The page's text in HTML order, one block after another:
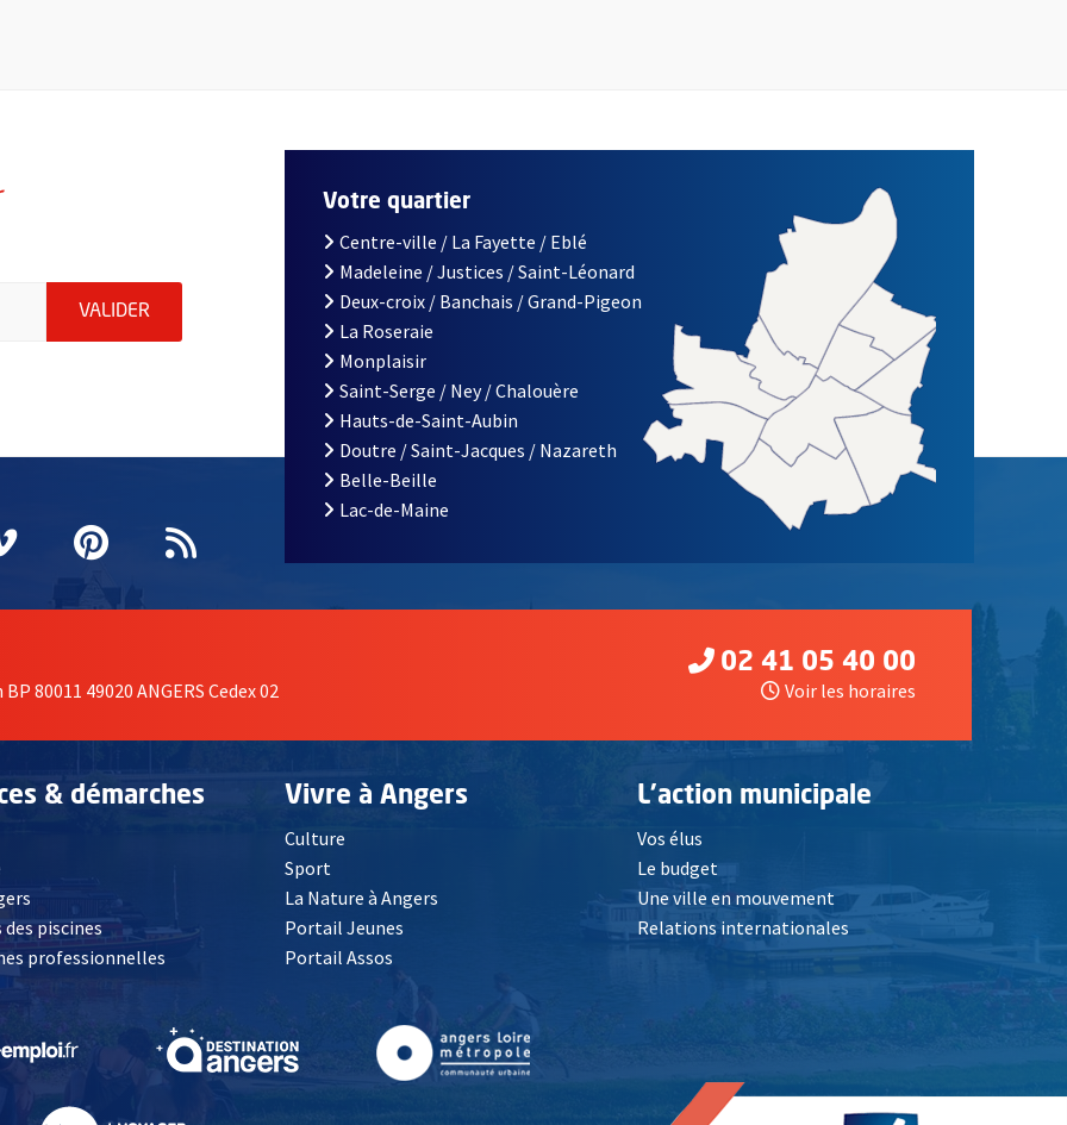
indiquez votre email (champ obligatoire)
VALIDER ENVOYER MA DEMANDE D'INSCRIPTION À LA LETTRE D'INFORMATION DE LA VILLE D'ANGERS
fenêtrefenêtre
une nouvelle fenêtre
Vimeo
, Ouvre une nouvelle fenêtre
Pinterest
, Ouvre une nouvelle fenêtre
Flux RSS
Votre quartier
Centre-ville / La Fayette / Eblé
Madeleine / Justices / Saint-Léonard
Deux-croix / Banchais / Grand-Pigeon
La Roseraie
Monplaisir
Saint-Serge / Ney / Chalouère
Hauts-de-Saint-Aubin
Doutre / Saint-Jacques / Nazareth
Belle-Beille
Lac-de-Maine
80011 49020 ANGERS Cedex 02
02 41 05 40 00
Voir les horaires
& démarches
, Ouvre une nouvelle fenêtre
piscines
professionnelles
Vivre à Angers
Culture
Sport
La Nature à Angers
Portail Jeunes
Portail Assos
L'action municipale
Vos élus
Le budget
Une ville en mouvement
Relations internationales
fenêtre , Ouvre une nouvelle fenêtre , Ouvre une nouvelle fenêtre, Ouvre une nouvelle fenêtre